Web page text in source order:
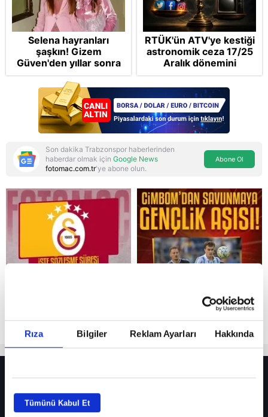
Rıza Bilgiler Reklam Ayarları Hakkında
Tümünü Kabul Et
Reddet
Selena hayranları
şaşkın! Gizem
Güven'den yıllar sonra
gelen Cansu Demirci
itirafı! "Konuşmuyoruz"
RTÜK'ün ATV'ye kestiği
astronomik ceza 17/25
Aralık dönemini
anımsattı! Milli yayınlara
"yaptırım" kıskacı:
Turkuvaz Medya neden
hedefte?
Son dakika Trabzonspor haberlerinden
haberdar olmak için Google News
fotomac.com.tr'ye abone olun.
Abone Ol
Fenerbahçe’de sürpriz ayrılık ihtimali! Devre arasında gelmişti